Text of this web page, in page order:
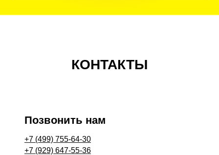
КОНТАКТЫ
Позвонить нам
+7 (499) 755-64-30
+7 (929) 647-55-36